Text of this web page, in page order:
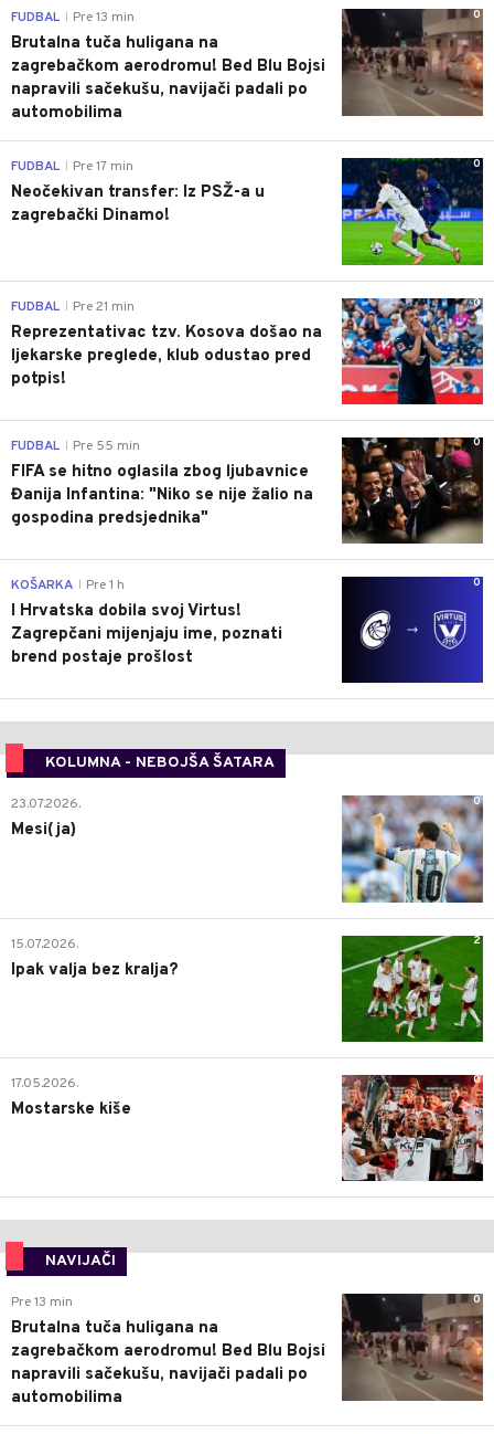
0
FUDBAL Pre 13 min
Brutalna tuča huligana na
zagrebačkom aerodromu! Bed Blu Bojsi
napravili sačekušu, navijači padali po
automobilima
0
FUDBAL Pre 17 min
Neočekivan transfer: Iz PSŽ-a u
zagrebački Dinamo!
0
FUDBAL Pre 21 min
Reprezentativac tzv. Kosova došao na
ljekarske preglede, klub odustao pred
potpis!
0
FUDBAL Pre 55 min
FIFA se hitno oglasila zbog ljubavnice
Đanija Infantina: "Niko se nije žalio na
gospodina predsjednika"
0
KOŠARKA Pre 1 h
I Hrvatska dobila svoj Virtus!
Zagrepčani mijenjaju ime, poznati
brend postaje prošlost
KOLUMNA - NEBOJŠA ŠATARA
0
23.07.2026.
Mesi(ja)
2
15.07.2026.
Ipak valja bez kralja?
0
17.05.2026.
Mostarske kiše
NAVIJAČI
0
Pre 13 min
Brutalna tuča huligana na
zagrebačkom aerodromu! Bed Blu Bojsi
napravili sačekušu, navijači padali po
automobilima